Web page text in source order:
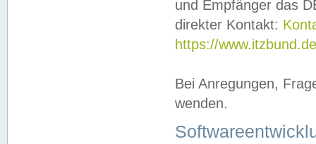
und Empfänger das
direkter Kontakt:
https://
Bei Anregungen,
wenden.